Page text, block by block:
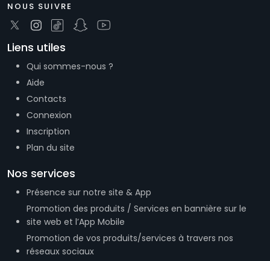
NOUS SUIVRE
Liens utiles
Qui sommes-nous ?
Aide
Contacts
Connexion
Inscription
Plan du site
Nos services
Présence sur notre site & App
Promotion des produits / Services en bannière sur le
site web et l’App Mobile
Promotion de vos produits/services à travers nos
réseaux sociaux